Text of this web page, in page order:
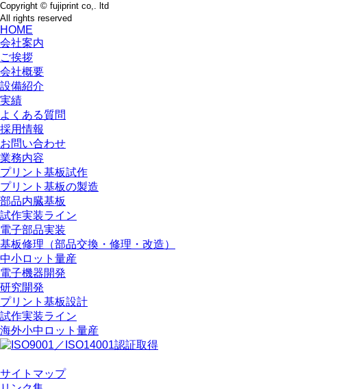
Copyright © fujiprint co,. ltd
All rights reserved
HOME
会社案内
ご挨拶
会社概要
設備紹介
実績
よくある質問
採用情報
お問い合わせ
業務内容
プリント基板試作
プリント基板の製造
部品内臓基板
試作実装ライン
電子部品実装
基板修理（部品交換・修理・改造）
中小ロット量産
電子機器開発
研究開発
プリント基板設計
試作実装ライン
海外小中ロット量産
サイトマップ